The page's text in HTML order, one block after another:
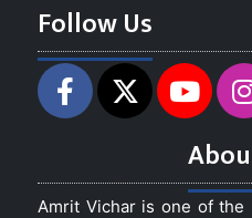
Follow Us
Amrit Vichar is one of the